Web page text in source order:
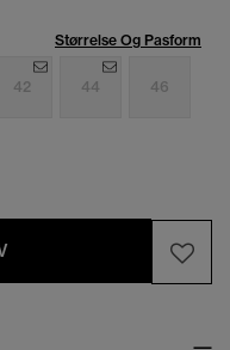
Størrelse Og Pasform
42 44 46